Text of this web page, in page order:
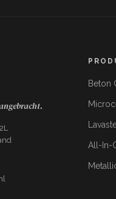
Beton
All-In-